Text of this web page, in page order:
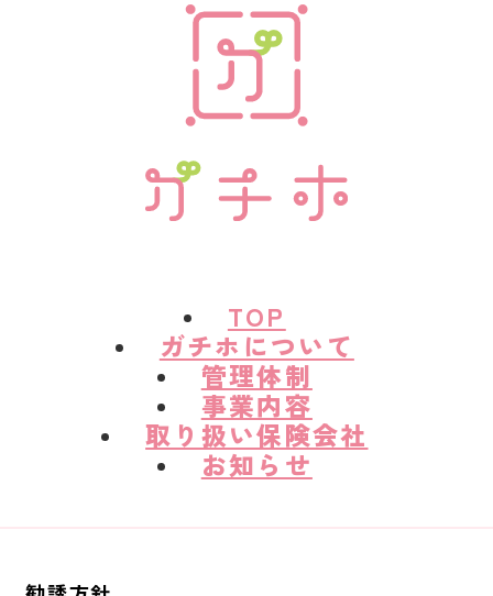
TOP
ガチホについて
管理体制
事業内容
取り扱い保険会社
お知らせ